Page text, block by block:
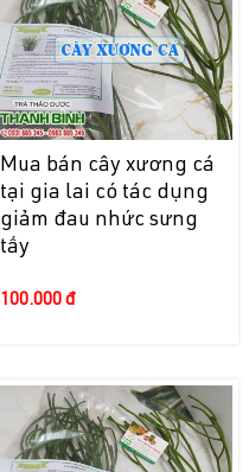
Mua bán cây xương cá
tại gia lai có tác dụng
giảm đau nhức sưng
tấy
100.000 đ